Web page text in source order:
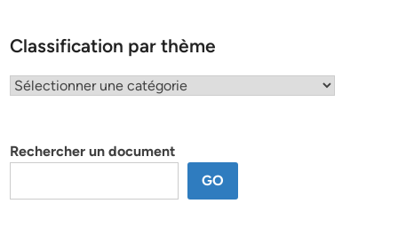
Classification par thème
Classification
Rechercher un document
GO